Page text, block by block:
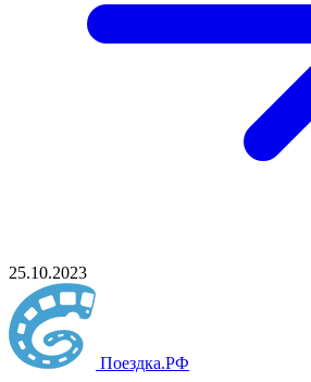
25.10.2023
Поездка.РФ